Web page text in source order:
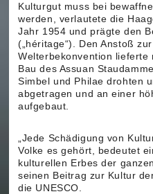
Kulturgut muss bei
werden, verlautete die
Jahr 1954 und prägte den
(„héritage“). Den Anstoß
Welterbekonvention
Bau des Assuan
Simbel und Philae drohten
abgetragen und an einer
aufgebaut.
„Jede Schädigung von
Volke es gehört, bedeutet
kulturellen Erbes der
seinen Beitrag zur Kultur
die UNESCO.